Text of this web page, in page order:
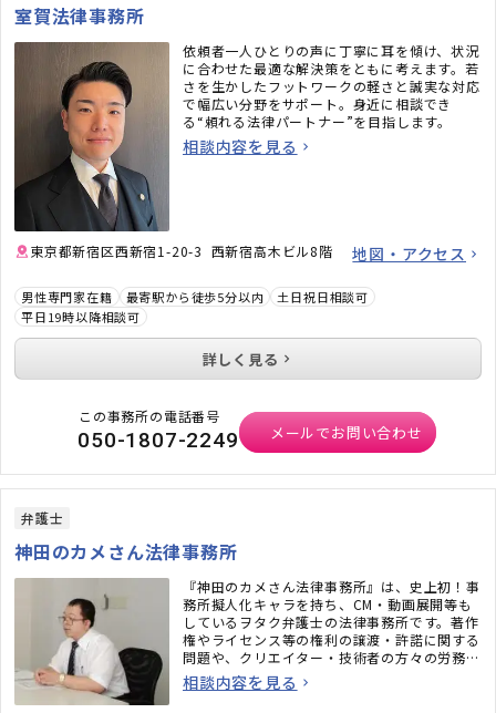
室賀法律事務所
依頼者一人ひとりの声に丁寧に耳を傾け、状況
に合わせた最適な解決策をともに考えます。若
さを生かしたフットワークの軽さと誠実な対応
で幅広い分野をサポート。身近に相談でき
る“頼れる法律パートナー”を目指します。
相談内容を見る
東京都新宿区西新宿1-20-3 西新宿高木ビル8階 地図・アクセス
男性専門家在籍 最寄駅から徒歩5分以内
土日祝日相談可
平日19時以降相談可
詳しく見る
この事務所の電話番号
050-1807-2249 メールでお問い合わせ
弁護士
神田のカメさん法律事務所
『神田のカメさん法律事務所』は、史上初！事
務所擬人化キャラを持ち、CM・動画展開等も
しているヲタク弁護士の法律事務所です。著作
権やライセンス等の権利の譲渡・許諾に関する
問題や、クリエイター・技術者の方々の労務問
題にも力を入れています。また、相続問題、遺
言書作成、戦略的離婚サービスなどもご好評い
相談内容を見る